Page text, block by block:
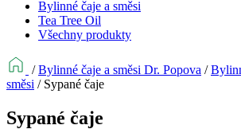
Bylinné čaje a směsi
Tea Tree Oil
Všechny produkty
/Bylinné čaje a směsi Dr. Popova /
směsi / Sypané čaje
Sypané čaje